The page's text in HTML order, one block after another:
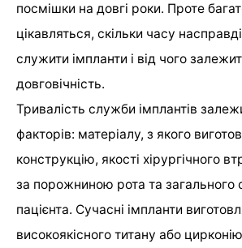
посмішки на довгі роки. Проте
цікавляться, скільки часу
служити імпланти і від чого
довговічність.
Тривалість служби імплантів
факторів: матеріалу, з якого
конструкцію, якості хірургічного
за порожниною рота та загального
пацієнта. Сучасні імпланти
високоякісного титану або